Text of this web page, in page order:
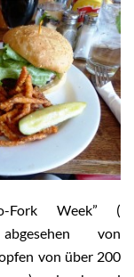
Fork Week” (
von
von über 200